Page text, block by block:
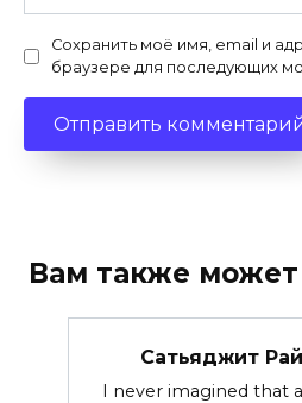
Сохранить моё имя, email и
браузере для последующих
Вам также может
Сатьяджит
I never imagined that